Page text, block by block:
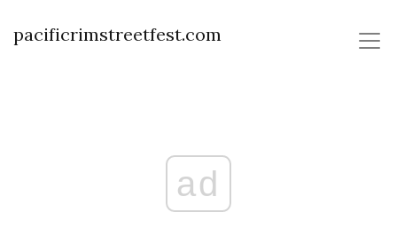
pacificrimstreetfest.com
ad